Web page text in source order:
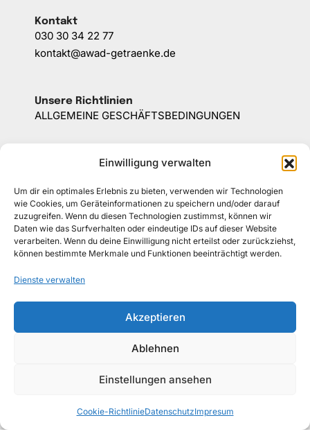
Einwilligung verwalten
Um dir ein optimales Erlebnis zu bieten, verwenden wir Technologien
wie Cookies, um Geräteinformationen zu speichern und/oder darauf
zuzugreifen. Wenn du diesen Technologien zustimmst, können wir
Daten wie das Surfverhalten oder eindeutige IDs auf dieser Website
verarbeiten. Wenn du deine Einwilligung nicht erteilst oder zurückziehst,
können bestimmte Merkmale und Funktionen beeinträchtigt werden.
Dienste verwalten
Akzeptieren
Ablehnen
Einstellungen ansehen
Cookie-RichtlinieDatenschutzImpresum
Kontakt
030 30 34 22 77
kontakt@awad-getraenke.de
Unsere Richtlinien
ALLGEMEINE GESCHÄFTSBEDINGUNGEN
IMPRESSUM
Copyright © 2026, AWAD Getränkegroßhandel
PüreeMix
Bartools
Snacks
Fruchtsäfte
Wasser Softdrinks